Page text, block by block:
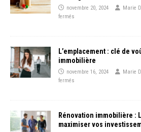
novembre 20, 2024 Marie
fermés
L’emplacement : clé de
immobilière
novembre 16, 2024 Marie
fermés
Rénovation immobilière :
maximiser vos